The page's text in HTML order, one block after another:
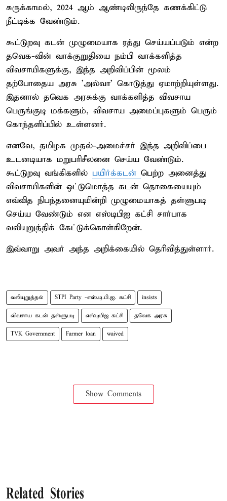
சுருக்காமல், 2024 ஆம் ஆண்டிலிருந்தே கணக்கிட்டு
நீட்டிக்க வேண்டும்.
கூட்டுறவு கடன் முழுமையாக ரத்து செய்யப்படும் என்ற
தவெக-வின் வாக்குறுதியை நம்பி வாக்களித்த
விவசாயிகளுக்கு, இந்த அறிவிப்பின் மூலம்
தற்போதைய அரசு 'அல்வா' கொடுத்து ஏமாற்றியுள்ளது.
இதனால் தவெக அரசுக்கு வாக்களித்த விவசாய
பெருங்குடி மக்களும், விவசாய அமைப்புகளும் பெரும்
கொந்தளிப்பில் உள்ளனர்.
எனவே, தமிழக முதல்-அமைச்சர் இந்த அறிவிப்பை
உடனடியாக மறுபரிசீலனை செய்ய வேண்டும்.
கூட்டுறவு வங்கிகளில் பயிர்க்கடன் பெற்ற அனைத்து
விவசாயிகளின் ஒட்டுமொத்த கடன் தொகையையும்
எவ்வித நிபந்தனையுமின்றி முழுமையாகத் தள்ளுபடி
செய்ய வேண்டும் என எஸ்டிபிஐ கட்சி சார்பாக
வலியுறுத்திக் கேட்டுக்கொள்கிறேன்.
இவ்வாறு அவர் அந்த அறிக்கையில் தெரிவித்துள்ளார்.
வலியுறுத்தல் STPI Party -எஸ்.டி.பி.ஐ. கட்சி insists
விவசாய கடன் தள்ளுபடி எஸ்டிபிஐ கட்சி தவெக அரசு
TVK Government Farmer loan waived
Show Comments
Related Stories